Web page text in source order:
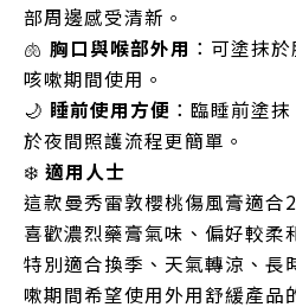
部周邊感受清新。
🫁 胸口與喉部外用 ：可塗抹
咳嗽期間使用。
🌙 睡前使用方便 ：臨睡前塗
於夜間照護流程更簡單。
❄️ 適用人士
這款曼秀雷敦櫻桃傷風膏適合
喜歡濃烈藥膏氣味、偏好較柔
特別適合換季、天氣轉涼、長
嗽期間希望使用外用舒緩產品